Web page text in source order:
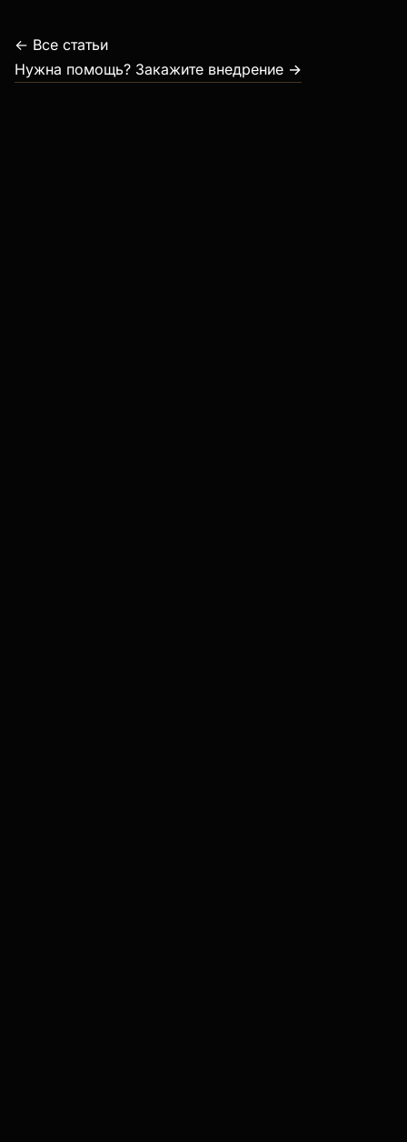
← Все статьи
Нужна помощь? Закажите внедрение →